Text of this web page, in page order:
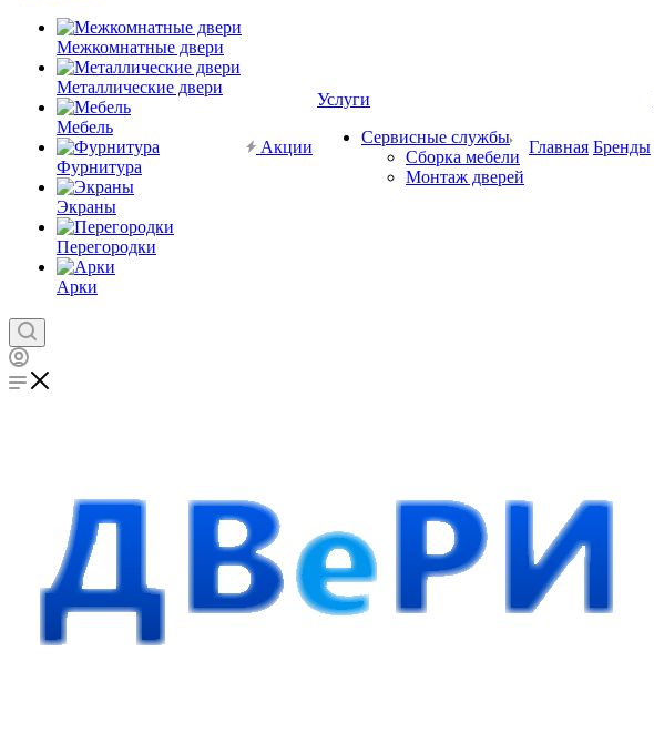
Межкомнатные двери
Металлические двери
Мебель
Фурнитура
Экраны
Перегородки
Арки
Акции
Услуги
Сервисные службы
Сборка мебели
Монтаж дверей
Главная Бренды